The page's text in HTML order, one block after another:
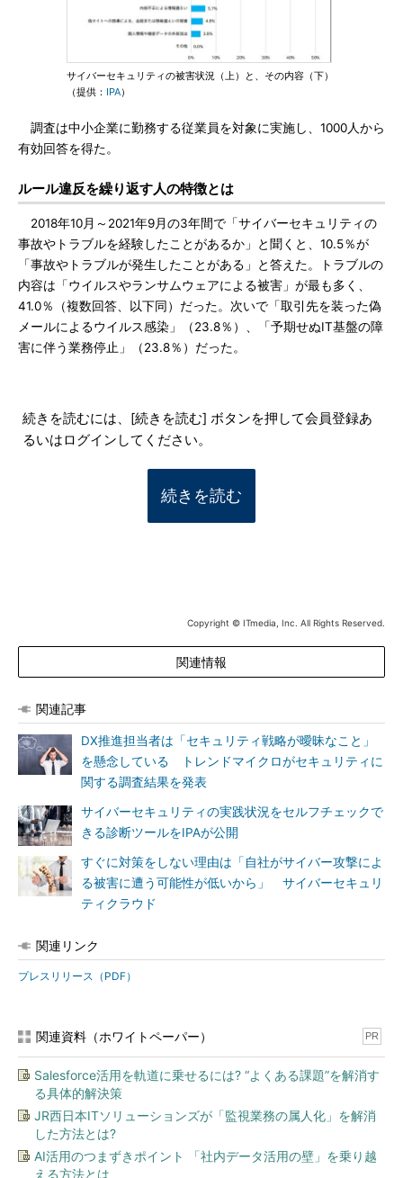
サイバーセキュリティの被害状況（上）と、その内容（下）
（提供： IPA）
調査は中小企業に勤務する従業員を対象に実施し、1000人から
有効回答を得た。
ルール違反を繰り返す人の特徴とは
2018年10月～2021年9月の3年間で「サイバーセキュリティの
事故やトラブルを経験したことがあるか」と聞くと、10.5％が
「事故やトラブルが発生したことがある」と答えた。トラブルの
内容は「ウイルスやランサムウェアによる被害」が最も多く、
41.0％（複数回答、以下同）だった。次いで「取引先を装った偽
メールによるウイルス感染」（23.8％）、「予期せぬIT基盤の障
害に伴う業務停止」（23.8％）だった。
続きを読むには、[続きを読む] ボタンを押して会員登録あ
るいはログインしてください。
続きを読む
Copyright © ITmedia, Inc. All Rights Reserved.
関連情報
関連記事
DX推進担当者は「セキュリティ戦略が曖昧なこと」
を懸念している トレンドマイクロがセキュリティに
関する調査結果を発表
サイバーセキュリティの実践状況をセルフチェックで
きる診断ツールをIPAが公開
すぐに対策をしない理由は「自社がサイバー攻撃によ
る被害に遭う可能性が低いから」 サイバーセキュリ
ティクラウド
関連リンク
プレスリリース（PDF）
関連資料（ホワイトペーパー） PR
Salesforce活用を軌道に乗せるには? “よくある課題”を解消す
る具体的解決策
JR西日本ITソリューションズが「監視業務の属人化」を解消
した方法とは?
AI活用のつまずきポイント 「社内データ活用の壁」を乗り越
える方法とは